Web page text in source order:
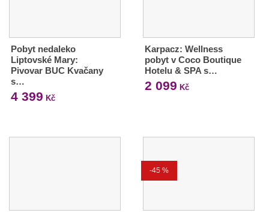
Pobyt nedaleko
Liptovské Mary:
Pivovar BUC Kvačany
s…
4 399 Kč
Karpacz: Wellness
pobyt v Coco Boutique
Hotelu & SPA s…
2 099 Kč
-45 %